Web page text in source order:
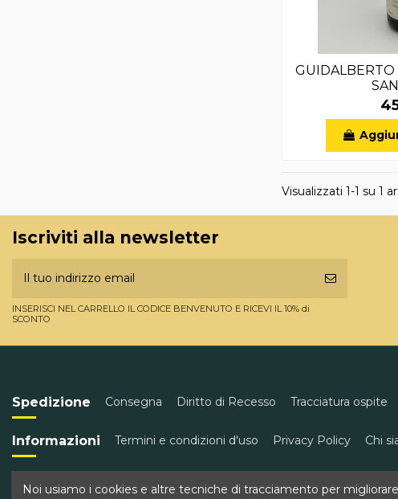
Visualizzati 1-1 su 1
Iscriviti alla newsletter
INSERISCI NEL CARRELLO IL CODICE BENVENUTO E RICEVI IL 10% di
SCONTO
Spedizione Consegna Diritto di Recesso Tracciatura ospite
Informazioni Termini e condizioni d'uso Privacy Policy Chi
Noi usiamo i cookies e altre tecniche di tracciamento per